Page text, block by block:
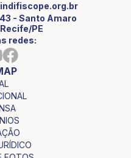
- Santo Amaro
PE
redes: